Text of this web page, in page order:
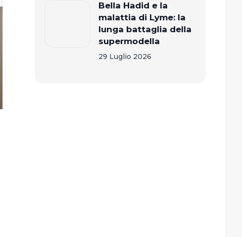
Bella Hadid e la
malattia di Lyme: la
lunga battaglia della
supermodella
29 Luglio 2026